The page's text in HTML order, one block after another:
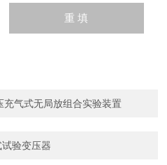
充气式无局放组合实验装置
验变压器